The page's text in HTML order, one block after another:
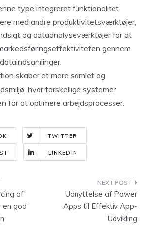
type integreret funktionalitet.
med andre produktivitetsværktøjer,
og dataanalyseværktøjer for at
gennem
skaber et mere samlet og
hvor forskellige systemer
for at optimere arbejdsprocesser.
TWITTER
LINKEDIN
af
en god
Udnyttelse af Power
Apps til Effektiv App-
Udvikling